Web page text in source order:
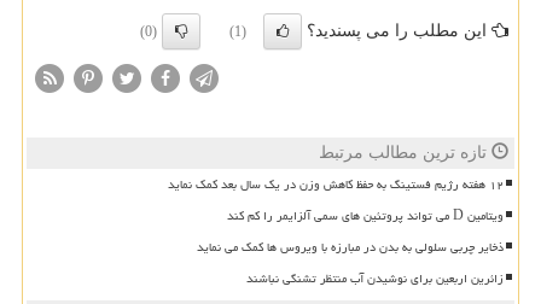
این مطلب را می پسندید؟ (1)
(0)
تازه ترین مطالب مرتبط
۱۲ هفته رژیم فستینگ به حفظ کاهش وزن در یک سال بعد کمک نماید
ویتامین D می تواند پروتئین های سمی آلزایمر را کم کند
ذخایر چربی سلولی به بدن در مبارزه با ویروس ها کمک می نماید
زائرین اربعین برای نوشیدن آب منتظر تشنگی نباشند